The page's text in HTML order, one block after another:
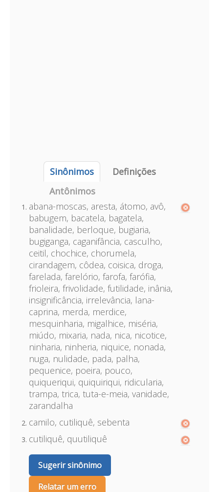
Sinônimos
Definições
Antônimos
abana-moscas, aresta, átomo, avô,
babugem, bacatela, bagatela,
banalidade, berloque, bugiaria,
bugiganga, caganifância, casculho,
ceitil, chochice, chorumela,
cirandagem, côdea, coisica, droga,
farelada, farelório, farofa, farófia,
frioleira, frivolidade, futilidade, inânia,
insignificância, irrelevância, lana-
caprina, merda, merdice,
mesquinharia, migalhice, miséria,
miúdo, mixaria, nada, nica, nicotice,
ninharia, ninheria, niquice, nonada,
nuga, nulidade, pada, palha,
pequenice, poeira, pouco,
quiqueriqui, quiquiriqui, ridicularia,
trampa, trica, tuta-e-meia, vanidade,
zarandalha
camilo, cutiliquê, sebenta
cutiliquê, quutiliquê
Sugerir sinônimo
Relatar um erro